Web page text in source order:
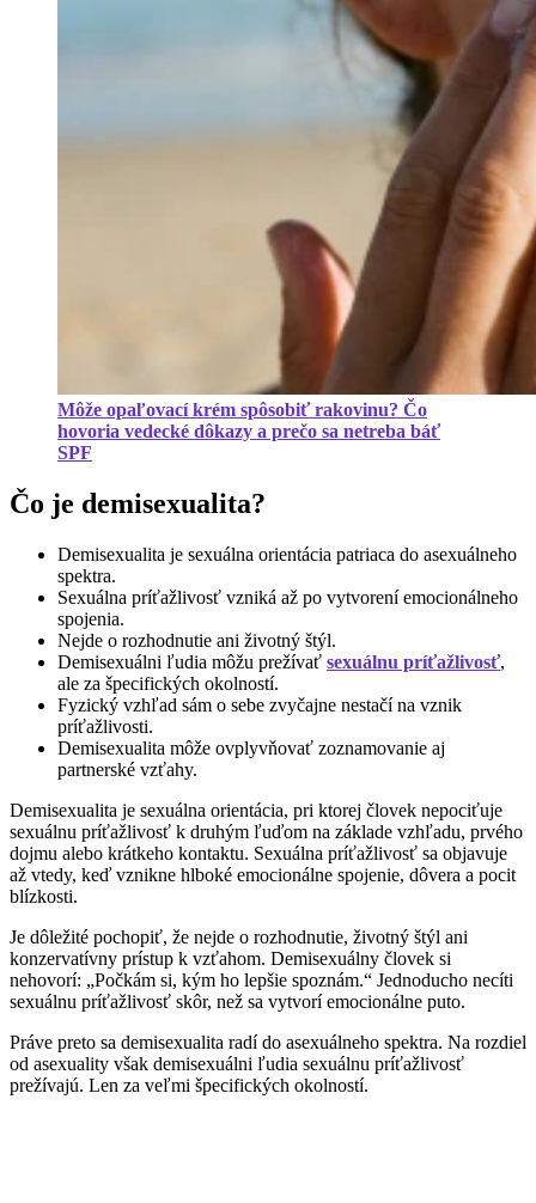
Môže opaľovací krém spôsobiť rakovinu? Čo
hovoria vedecké dôkazy a prečo sa netreba báť
SPF
Čo je demisexualita?
Demisexualita je sexuálna orientácia patriaca do asexuálneho
spektra.
Sexuálna príťažlivosť vzniká až po vytvorení emocionálneho
spojenia.
Nejde o rozhodnutie ani životný štýl.
Demisexuálni ľudia môžu prežívať sexuálnu príťažlivosť,
ale za špecifických okolností.
Fyzický vzhľad sám o sebe zvyčajne nestačí na vznik
príťažlivosti.
Demisexualita môže ovplyvňovať zoznamovanie aj
partnerské vzťahy.
Demisexualita je sexuálna orientácia, pri ktorej človek nepociťuje
sexuálnu príťažlivosť k druhým ľuďom na základe vzhľadu, prvého
dojmu alebo krátkeho kontaktu. Sexuálna príťažlivosť sa objavuje
až vtedy, keď vznikne hlboké emocionálne spojenie, dôvera a pocit
blízkosti.
Je dôležité pochopiť, že nejde o rozhodnutie, životný štýl ani
konzervatívny prístup k vzťahom. Demisexuálny človek si
nehovorí: „Počkám si, kým ho lepšie spoznám.“ Jednoducho necíti
sexuálnu príťažlivosť skôr, než sa vytvorí emocionálne puto.
Práve preto sa demisexualita radí do asexuálneho spektra. Na rozdiel
od asexuality však demisexuálni ľudia sexuálnu príťažlivosť
prežívajú. Len za veľmi špecifických okolností.